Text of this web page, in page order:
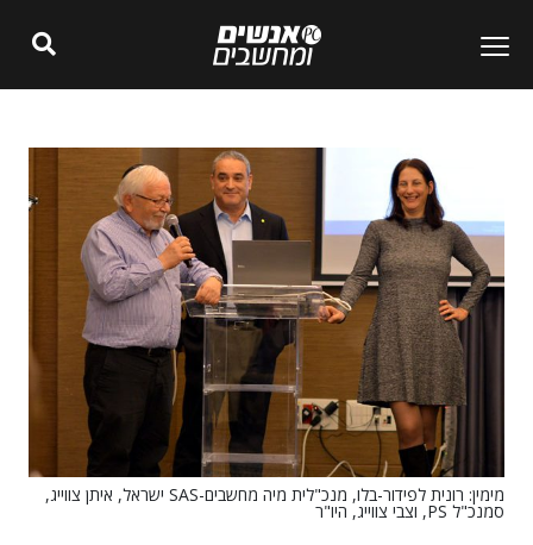
מימין: רונית לפידור-בלו, מנכ"לית מיה מחשבים-SAS ישראל, איתן צווייג,
סמנכ"ל PS, וצבי צווייג, היו"ר